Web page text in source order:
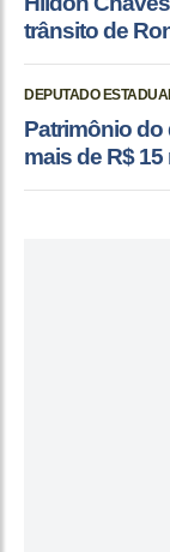
trânsito de
DEPUTADO
Patrimônio
mais de R$